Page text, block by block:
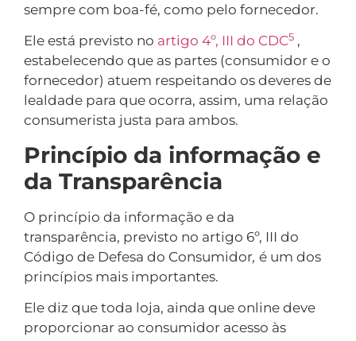
sempre com boa-fé, como pelo fornecedor.
Ele está previsto no artigo 4º, III do CDC5 ,
estabelecendo que as partes (consumidor e o
fornecedor) atuem respeitando os deveres de
lealdade para que ocorra, assim, uma relação
consumerista justa para ambos.
Princípio da informação e
da Transparência
O princípio da informação e da
transparência, previsto no artigo 6º, III do
Código de Defesa do Consumidor, é um dos
princípios mais importantes.
Ele diz que toda loja, ainda que online deve
proporcionar ao consumidor acesso às